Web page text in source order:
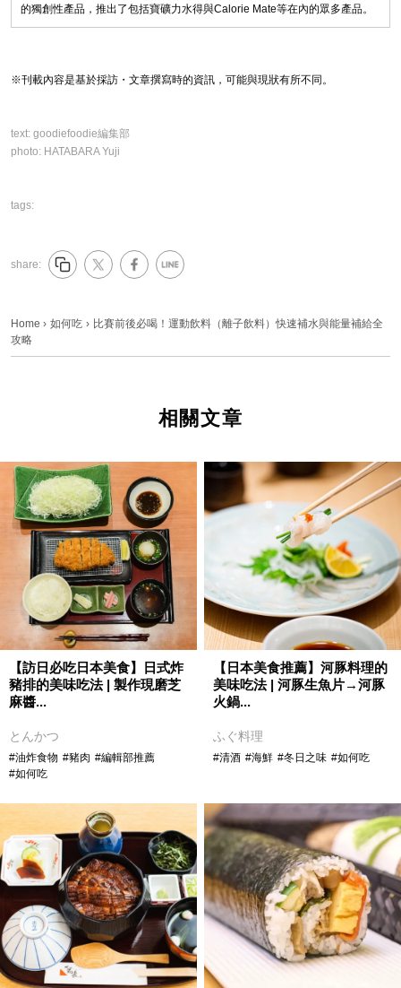
的獨創性產品，推出了包括寶礦力水得與Calorie Mate等在內的眾多產品。
※刊載內容是基於採訪・文章撰寫時的資訊，可能與現狀有所不同。
text: goodiefoodie編集部
photo: HATABARA Yuji
tags:
share:
Home › 如何吃 › 比賽前後必喝！運動飲料（離子飲料）快速補水與能量補給全
攻略
相關文章
【訪日必吃日本美食】日式炸
豬排的美味吃法 | 製作現磨芝
麻醬...
とんかつ
#油炸食物 #豬肉 #編輯部推薦
#如何吃
【日本美食推薦】河豚料理的
美味吃法 | 河豚生魚片→河豚
火鍋...
ふぐ料理
#清酒 #海鮮 #冬日之味 #如何吃